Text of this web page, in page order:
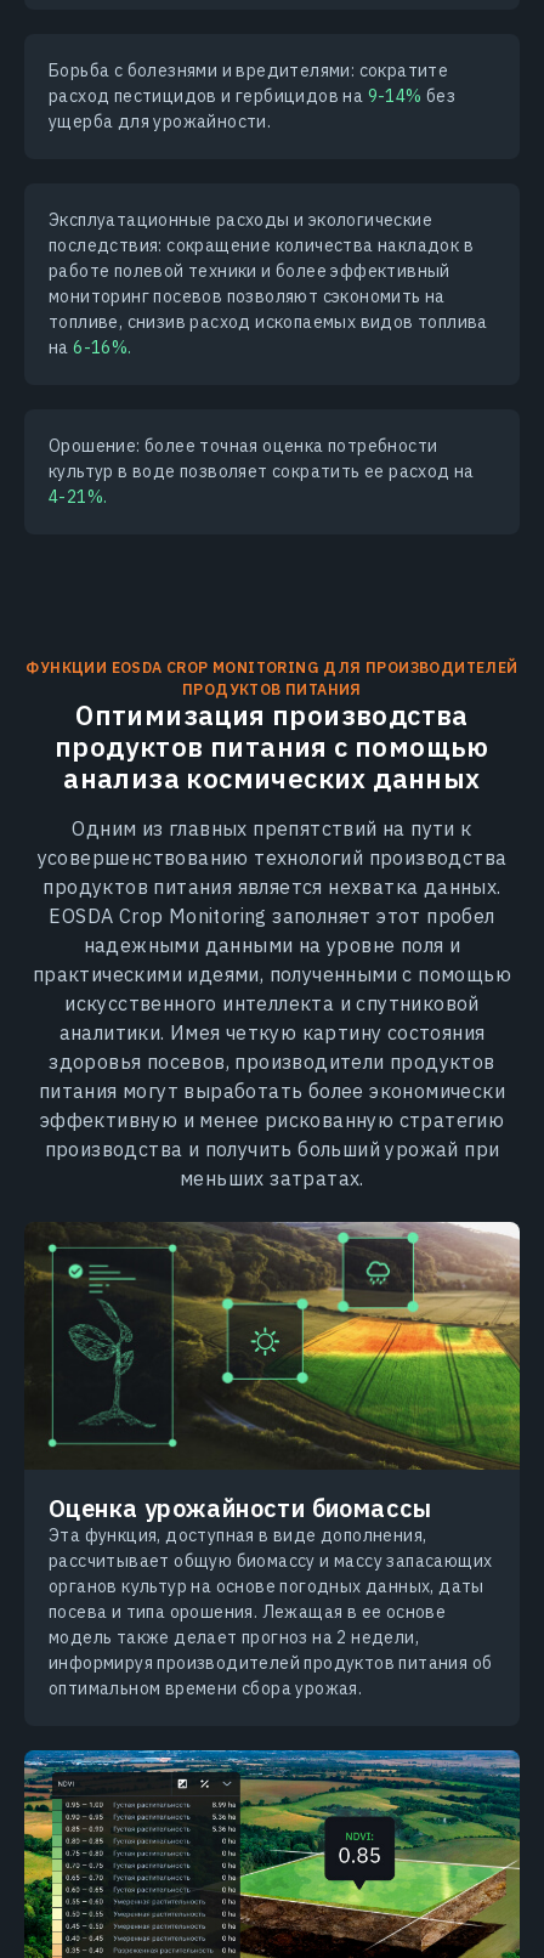
Борьба с болезнями и вредителями: сократите
расход пестицидов и гербицидов на 9-14% без
ущерба для урожайности.
Эксплуатационные расходы и экологические
последствия: сокращение количества накладок в
работе полевой техники и более эффективный
мониторинг посевов позволяют сэкономить на
топливе, снизив расход ископаемых видов топлива
на6-16%.
Орошение: более точная оценка потребности
культур в воде позволяет сократить ее расход на
4-21%.
ФУНКЦИИ EOSDA CROP MONITORING ДЛЯ ПРОИЗВОДИТЕЛЕЙ
ПРОДУКТОВ ПИТАНИЯ
Оптимизация производства
продуктов питания с помощью
анализа космических данных
Одним из главных препятствий на пути к
усовершенствованию технологий производства
продуктов питания является нехватка данных.
EOSDA Crop Monitoring заполняет этот пробел
надежными данными на уровне поля и
практическими идеями, полученными с помощью
искусственного интеллекта и спутниковой
аналитики. Имея четкую картину состояния
здоровья посевов, производители продуктов
питания могут выработать более экономически
эффективную и менее рискованную стратегию
производства и получить больший урожай при
меньших затратах.
Оценка урожайности биомассы
Эта функция, доступная в виде дополнения,
рассчитывает общую биомассу и массу запасающих
органов культур на основе погодных данных, даты
посева и типа орошения. Лежащая в ее основе
модель также делает прогноз на 2 недели,
информируя производителей продуктов питания об
оптимальном времени сбора урожая.